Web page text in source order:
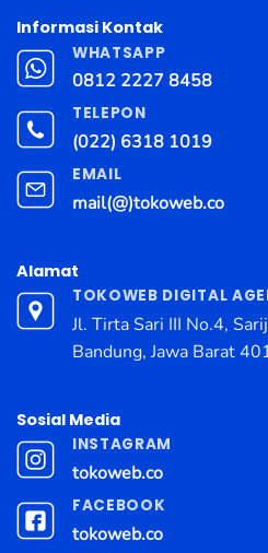
Informasi Kontak
WHATSAPP
0812 2227 8458
TELEPON
(022) 6318 1019
EMAIL
mail(@)tokoweb.co
Alamat
TOKOWEB DIGITAL
Jl. Tirta Sari III No.4,
Bandung, Jawa Barat
Sosial Media
INSTAGRAM
tokoweb.co
FACEBOOK
tokoweb.co